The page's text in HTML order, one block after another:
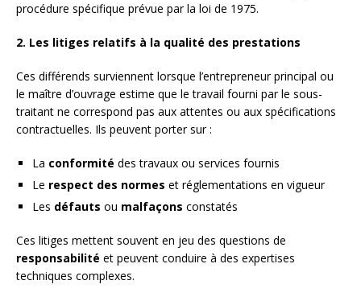
procédure spécifique prévue par la loi de 1975.
2. Les litiges relatifs à la qualité des prestations
Ces différends surviennent lorsque l’entrepreneur principal ou
le maître d’ouvrage estime que le travail fourni par le sous-
traitant ne correspond pas aux attentes ou aux spécifications
contractuelles. Ils peuvent porter sur :
La conformité des travaux ou services fournis
Le respect des normes et réglementations en vigueur
Les défauts ou malfaçons constatés
Ces litiges mettent souvent en jeu des questions de
responsabilité et peuvent conduire à des expertises
techniques complexes.